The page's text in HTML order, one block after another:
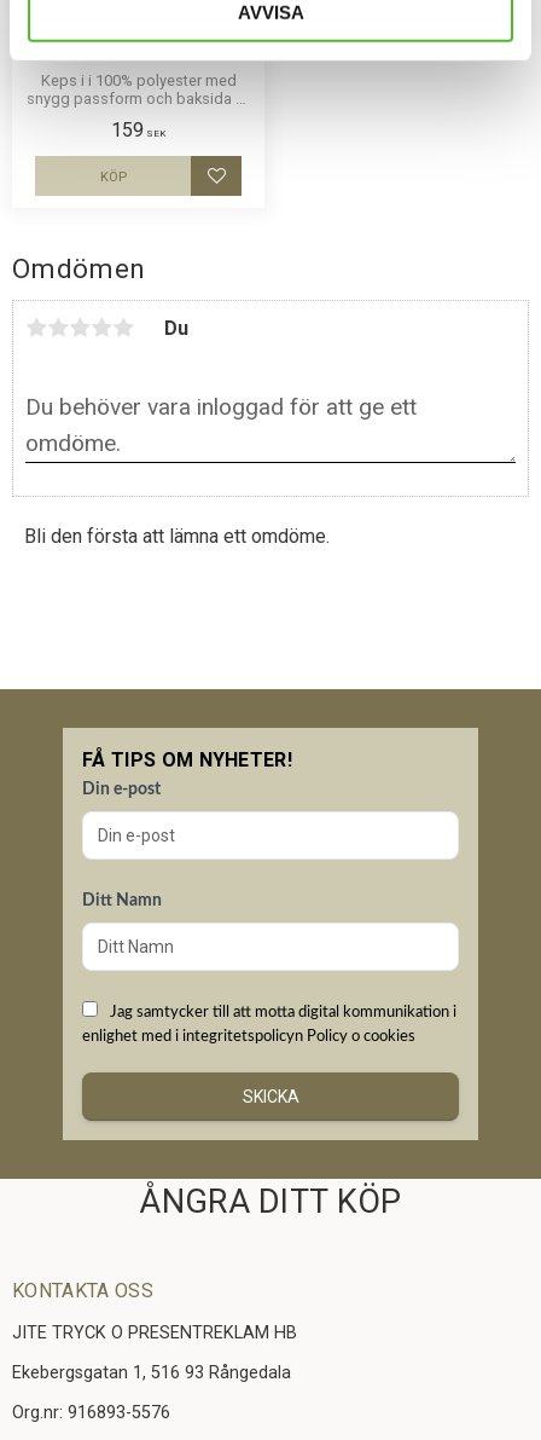
AVVISA
Omdömen
Du
Bli den första att lämna ett omdöme.
Bolognese
Keps i i 100% polyester med
snygg passform och baksida av
Bolognese. Luftig och skön
keps.
159 SEK
Lägg till i favoriter
KÖP
FÅ TIPS OM NYHETER!
Din e-post
Ditt Namn
Jag samtycker till att motta digital kommunikation i
enlighet med i integritetspolicyn Policy o cookies
SKICKA
ÅNGRA DITT KÖP
KONTAKTA OSS
JITE TRYCK O PRESENTREKLAM HB
Ekebergsgatan 1, 516 93 Rångedala
Org.nr: 916893-5576